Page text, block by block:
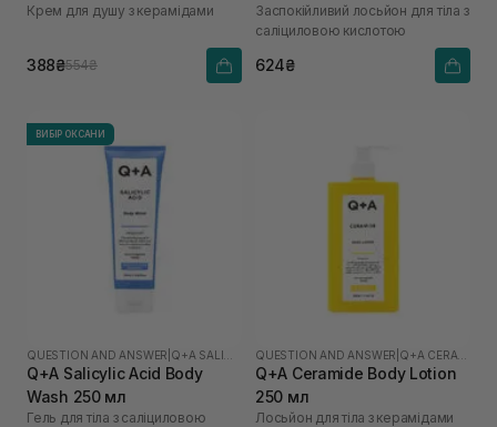
Крем для душу з керамідами
388₴554₴
Заспокійливий лосьйон для тіла з
саліциловою кислотою
624₴
ВИБІР ОКСАНИ
QUESTION AND ANSWER
Q+A Salicylic Acid Body
Wash 250 мл
Гель для тіла з саліциловою
QUESTION AND ANSWER
Q+A Ceramide Body Lotion
250 мл
Лосьйон для тіла з керамідами